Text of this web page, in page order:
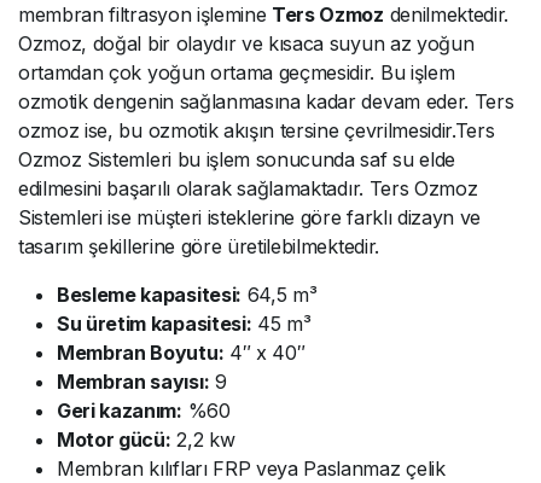
membran filtrasyon işlemine Ters Ozmoz denilmektedir.
Ozmoz, doğal bir olaydır ve kısaca suyun az yoğun
ortamdan çok yoğun ortama geçmesidir. Bu işlem
ozmotik dengenin sağlanmasına kadar devam eder. Ters
ozmoz ise, bu ozmotik akışın tersine çevrilmesidir.Ters
Ozmoz Sistemleri bu işlem sonucunda saf su elde
edilmesini başarılı olarak sağlamaktadır. Ters Ozmoz
Sistemleri ise müşteri isteklerine göre farklı dizayn ve
tasarım şekillerine göre üretilebilmektedir.
Besleme kapasitesi: 64,5 m³
Su üretim kapasitesi: 45 m³
Membran Boyutu: 4″ x 40″
Membran sayısı: 9
Geri kazanım: %60
Motor gücü: 2,2 kw
Membran kılıfları FRP veya Paslanmaz çelik